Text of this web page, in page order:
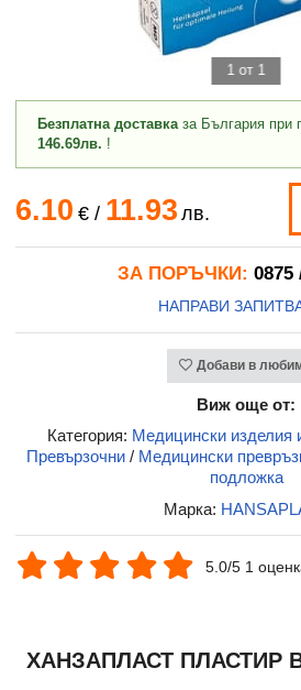
1 от 1
Безплатна доставказа България при
146.69лв. !
6.10 €/ 11.93 лв.
ЗА ПОРЪЧКИ: 0875
НАПРАВИ
Добави в
Виж още от:
Категория: Медицински изделия
Превързочни / Медицински
подложка
Марка:
5.0/5 1
ХАНЗАПЛАСТ ПЛАСТИР